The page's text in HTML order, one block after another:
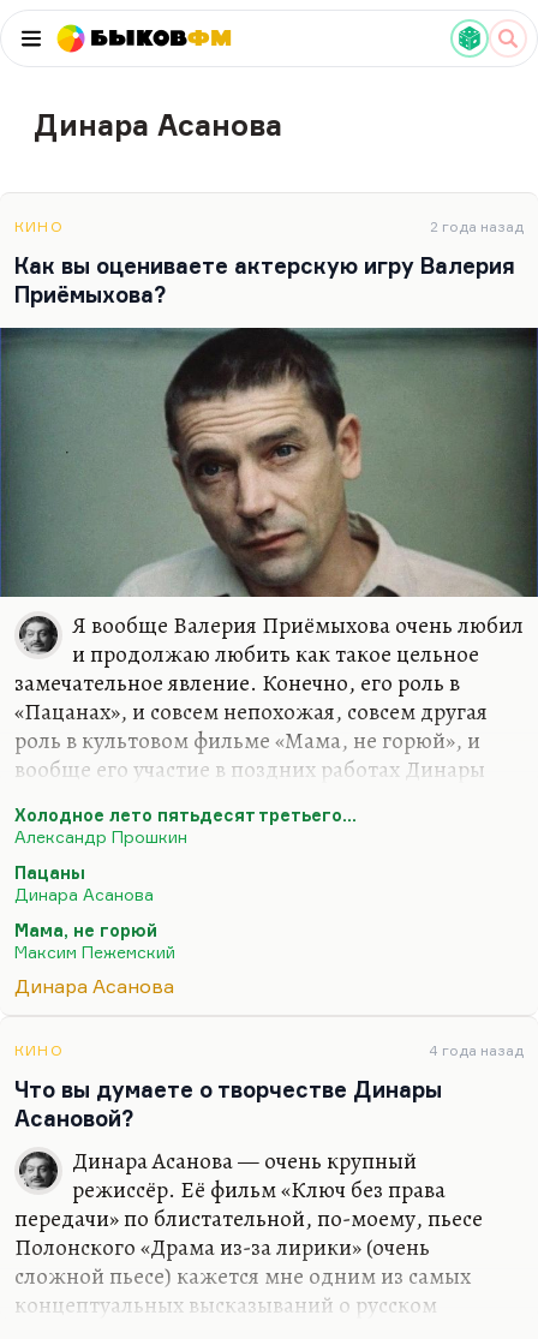
БыковФМ
Динара Асанова
КИНО 2 года назад
Как вы оцениваете актерскую игру Валерия
Приёмыхова?
Я вообще Валерия Приёмыхова очень любил
и продолжаю любить как такое цельное
замечательное явление. Конечно, его роль в
«Пацанах», и совсем непохожая, совсем другая
роль в культовом фильме «Мама, не горюй», и
вообще его участие в поздних работах Динары
артиста — это очень интересный такой знак 80–
90-х. Тем не менее, лучшим из того, что он сделал
— и как актёр, и вообще как человек искусства,—
мне представляется всё-таки его роль в фильме
Прошкина «Холодное лето пятьдесят третьего…».
ушедшие, почти одновременно — они
типажа, очень важных образа. У нас обычно в
российском кино (я…
Холодное лето пятьдесят третьего...
Александр Прошкин
Пацаны
Динара Асанова
Мама, не горюй
Максим Пежемский
Динара Асанова
КИНО 4 года назад
Что вы думаете о творчестве Динары
Асановой?
Динара Асанова — очень крупный
режиссёр. Её фильм «Ключ без права
передачи» по блистательной, по-моему, пьесе
Полонского «Драма из-за лирики» (очень
сложной пьесе) кажется мне одним из самых
концептуальных высказываний о русском